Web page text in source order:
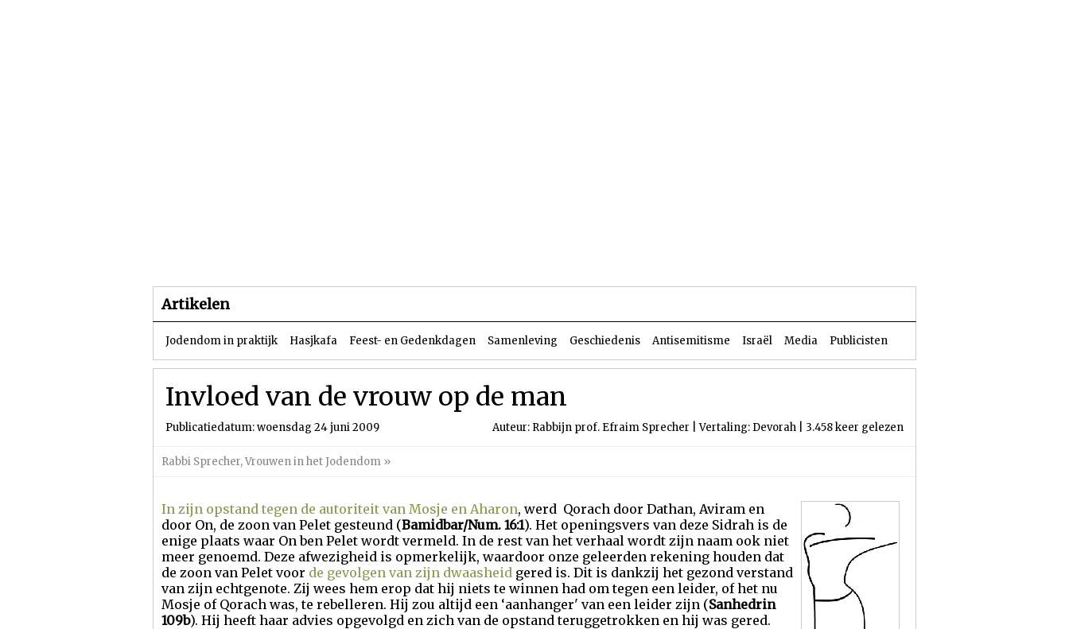
Artikelen
Jodendom in praktijk Hasjkafa Feest- en Gedenkdagen Samenleving Geschiedenis Antisemitisme Israël Media Publicisten
Invloed van de vrouw op de man
Publicatiedatum: woensdag 24 juni 2009 Auteur: Rabbijn prof. Efraim Sprecher | Vertaling: Devorah | 3.458 keer gelezen
Rabbi Sprecher,Vrouwen in het Jodendom »
In zijn opstand tegen de autoriteit van Mosje en Aharon, werd Qorach door Dathan, Aviram en
door On, de zoon van Pelet gesteund (Bamidbar/Num. 16:1). Het openingsvers van deze Sidrah is de
enige plaats waar On ben Pelet wordt vermeld. In de rest van het verhaal wordt zijn naam ook niet
meer genoemd. Deze afwezigheid is opmerkelijk, waardoor onze geleerden rekening houden dat
de zoon van Pelet voor de gevolgen van zijn dwaasheid gered is. Dit is dankzij het gezond verstand
van zijn echtgenote. Zij wees hem erop dat hij niets te winnen had om tegen een leider, of het nu
Mosje of Qorach was, te rebelleren. Hij zou altijd een ‘aanhanger' van een leider zijn (Sanhedrin
109b). Hij heeft haar advies opgevolgd en zich van de opstand teruggetrokken en hij was gered.